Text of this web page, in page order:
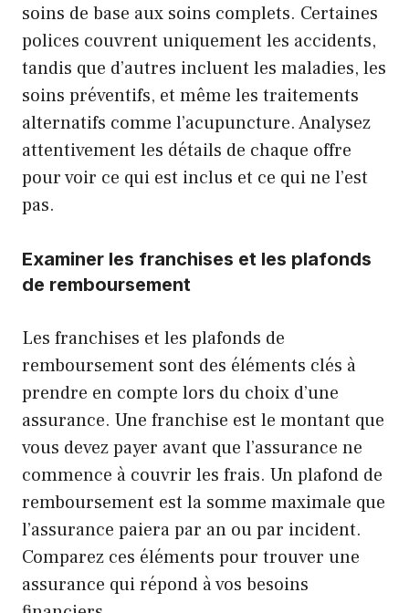
soins de base aux soins complets. Certaines
polices couvrent uniquement les accidents,
tandis que d’autres incluent les maladies, les
soins préventifs, et même les traitements
alternatifs comme l’acupuncture. Analysez
attentivement les détails de chaque offre
pour voir ce qui est inclus et ce qui ne l’est
pas.
Examiner les franchises et les plafonds
de remboursement
Les franchises et les plafonds de
remboursement sont des éléments clés à
prendre en compte lors du choix d’une
assurance. Une franchise est le montant que
vous devez payer avant que l’assurance ne
commence à couvrir les frais. Un plafond de
remboursement est la somme maximale que
l’assurance paiera par an ou par incident.
Comparez ces éléments pour trouver une
assurance qui répond à vos besoins